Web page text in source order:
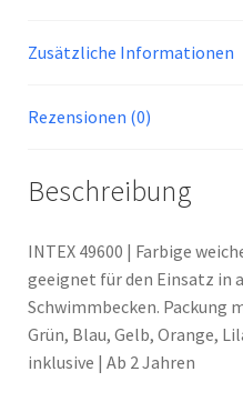
Zusätzliche Informationen
Rezensionen (0)
Beschreibung
INTEX 49600 | Farbige
geeignet für den Einsatz in
Schwimmbecken. Packung
Grün, Blau, Gelb, Orange,
inklusive | Ab 2 Jahren